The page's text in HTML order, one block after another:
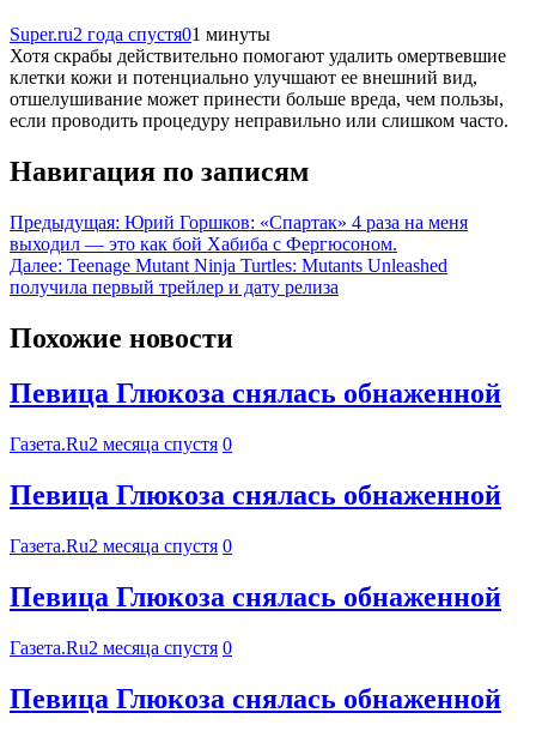
Super.ru2 года спустя01 минуты
Хотя скрабы действительно помогают удалить омертвевшие
клетки кожи и потенциально улучшают ее внешний вид,
отшелушивание может принести больше вреда, чем пользы,
если проводить процедуру неправильно или слишком часто.
Навигация по записям
Предыдущая: Юрий Горшков: «Спартак» 4 раза на меня
выходил — это как бой Хабиба с Фергюсоном.
Далее: Teenage Mutant Ninja Turtles: Mutants Unleashed
получила первый трейлер и дату релиза
Похожие новости
Певица Глюкоза снялась обнаженной
Газета.Ru2 месяца спустя 0
Певица Глюкоза снялась обнаженной
Газета.Ru2 месяца спустя 0
Певица Глюкоза снялась обнаженной
Газета.Ru2 месяца спустя 0
Певица Глюкоза снялась обнаженной